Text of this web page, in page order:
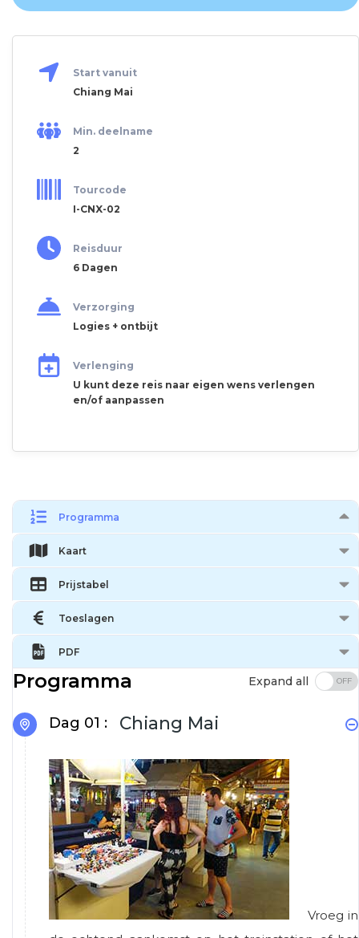
Start vanuit
Chiang Mai
Min. deelname
2
Tourcode
I-CNX-02
Reisduur
6 Dagen
Verzorging
Logies + ontbijt
Verlenging
U kunt deze reis naar eigen wens verlengen
en/of aanpassen
Programma
Kaart
Prijstabel
Toeslagen
PDF
Programma Expand all
Dag 01 : Chiang Mai
Vroeg in